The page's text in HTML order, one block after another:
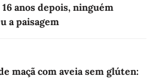
anos depois, ninguém
a paisagem
maçã com aveia sem glúten: